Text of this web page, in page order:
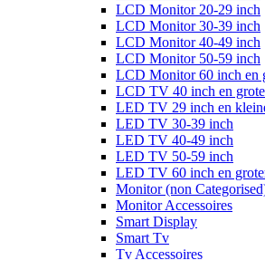
LCD Monitor 20-29 inch
LCD Monitor 30-39 inch
LCD Monitor 40-49 inch
LCD Monitor 50-59 inch
LCD Monitor 60 inch en
LCD TV 40 inch en
LED TV 29 inch en
LED TV 30-39 inch
LED TV 40-49 inch
LED TV 50-59 inch
LED TV 60 inch en
Monitor (non
Monitor Accessoires
Smart Display
Smart Tv
Tv Accessoires